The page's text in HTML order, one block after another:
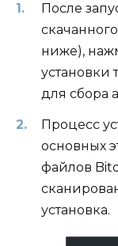
После
ниже),
установки
для сбора
Процесс
основных
файлов
установка.